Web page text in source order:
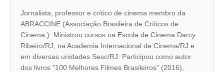
Jornalista, professor e crítico de cinema membro da
ABRACCINE (Associação Brasileira de Críticos de
Cinema,). Ministrou cursos na Escola de Cinema Darcy
Ribeiro/RJ, na Academia Internacional de Cinema/RJ e
em diversas unidades Sesc/RJ. Participou como autor
dos livros "100 Melhores Filmes Brasileiros" (2016),